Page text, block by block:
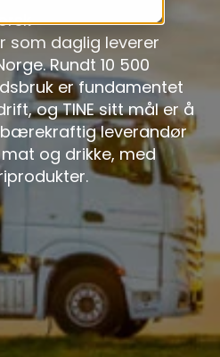
som daglig leverer
Rundt 10 500
er fundamentet
og TINE sitt mål er å
leverandør
og drikke, med